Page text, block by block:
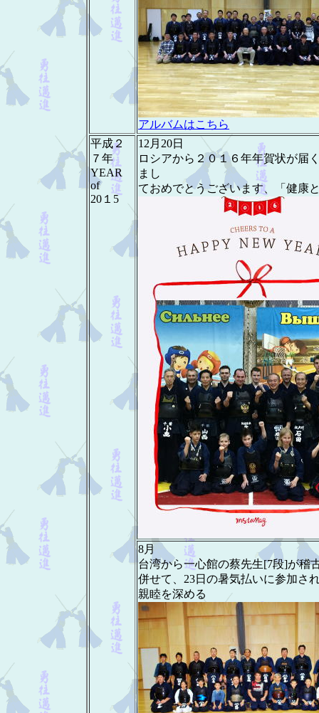
アルバムはこちら
平成２
７年
YEAR
of
20１5
12月20日
ロシアから２０１６年年賀状が届
まし
ておめでとうございます、「健康
8月
台湾から一心館の蔡先生[7段]が稽
併せて、23日の暑気払いに参加さ
親睦を深める